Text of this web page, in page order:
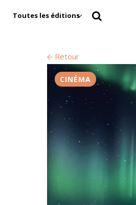
Toutes les éditions
Retour
CINÉMA